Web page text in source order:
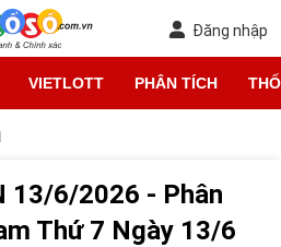
Đăng nhập
VIETLOTT PHÂN TÍCH
13/6/2026 - Phân
Thứ 7 Ngày 13/6